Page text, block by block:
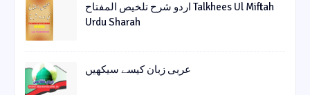
اردو شرح تلخیص المفتاح Talkhees Ul Miftah
Urdu Sharah
عربی زبان کیسے سیکھیں